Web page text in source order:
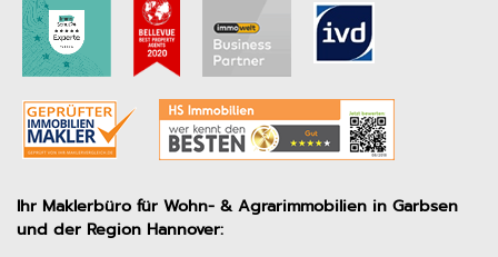
Ihr Maklerbüro für Wohn- & Agrarimmobilien in Garbsen
und der Region Hannover: